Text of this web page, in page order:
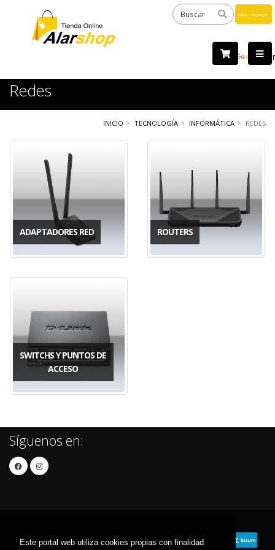
Este portal web utiliza cookies propias con finalidad
by
Redes
INICIO TECNOLOGÍA INFORMÁTICA REDES
ADAPTADORES RED ROUTERS
SWITCHS Y PUNTOS DE
ACCESO
Síguenos en: